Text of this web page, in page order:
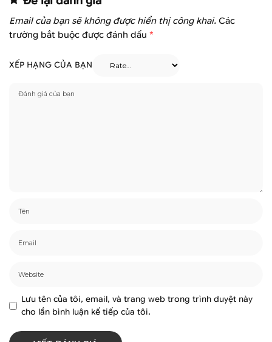
Email của bạn sẽ không được hiển thị công khai. Các
trường bắt buộc được đánh dấu *
XẾP HẠNG CỦA BẠN
Lưu tên của tôi, email, và trang web trong trình duyệt này
cho lần bình luận kế tiếp của tôi.